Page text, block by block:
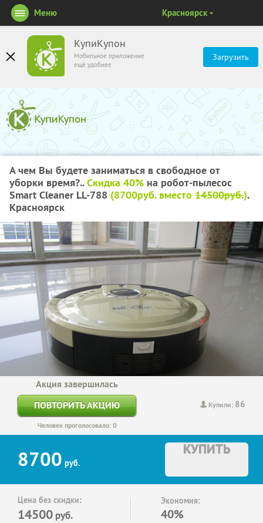
КупиКупон
Мобильное приложение
ещё удобнее
Загрузить
Меню Красноярск
А чем Вы будете заниматься в свободное от
уборки время?..Скидка 40% на робот-пылесос
Smart Сleaner LL-788 (8700руб. вместо 14500руб.).
Красноярск
Купили: 86
Акция завершилась
ПОВТОРИТЬ АКЦИЮ
Человек проголосовало: 0
8700 руб.
КУПИТЬ
Цена без скидки:
14500 руб.
Экономия:
40%